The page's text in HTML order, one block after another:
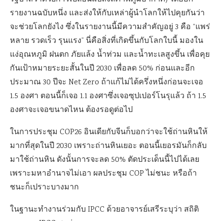
รายงานฉบับหนึ่ง และส่งให้กับเหล่าผู้นำโลกให้ไปคุยกันว่า
จะช่วยโลกยังไง ซึ่งในรายงานนี้มีความสำคัญอยู่ 3 คือ “แพร่
หลาย รวดเร็ว รุนแรง” นี่คือสิ่งที่เกิดขึ้นกับโลกใบนี้ มองใน
แง่อุณหภูมิ ฝนตก ภัยแล้ง น้ำท่วม และน้ำทะเลสูงขึ้น เพื่อคุย
กันเป้าหมายระยะสั้นในปี 2030 เพื่อลด 50% ก่อนและอีก
ประมาณ 30 ปีจะ Net Zero ถ้าแก้ไม่ได้ครึ่งหนึ่งก่อนจะเจอ
1.5 องศา ตอนนี้ก็เจอ 1.1 องศาซึ่งเจอซุปเปอร์โนรุแล้ว ถ้า 1.5
องศาจะเจอขนาดไหน ต้องรอดูต่อไป
ในการประชุม COP26 อินเดียกับจีนก็บอกว่าจะใช้ถ่านหินให้
มากที่สุดในปี 2030 เพราะถ่านหินเยอะ ตอนนี้เยอรมันก็กลับ
มาใช้ถ่านหิน ดังนั้นการจะลด 50% ตัดประเด็นนี้ไปได้เลย
เพราะมหาอำนาจไม่เอา ผลประชุม COPไม่ชนะ หรือถ้า
ชนะก็เปราะบางมาก
ในฐานะทำงานร่วมกับ IPCC ด้วยอาจารย์เสรีระบุว่า สถิติ